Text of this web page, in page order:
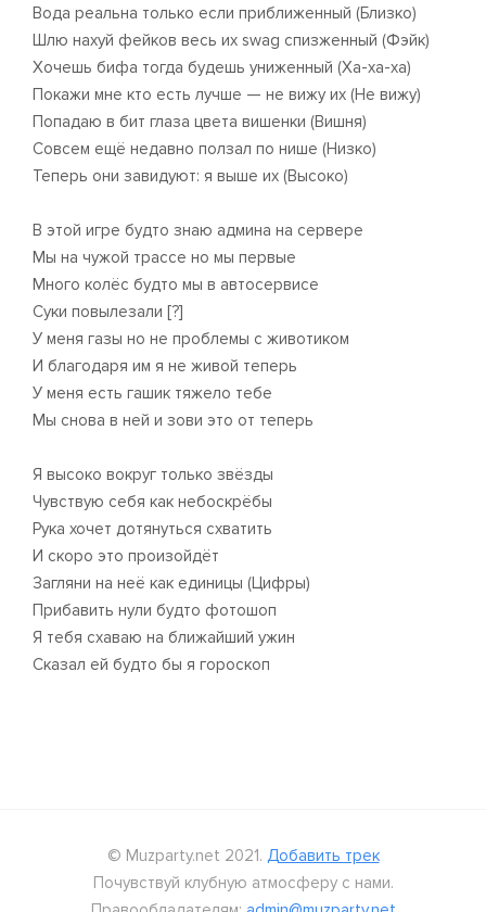
Вода реальна только если приближенный (Близко)
Шлю нахуй фейков весь их swag спизженный (Фэйк)
Хочешь бифа тогда будешь униженный (Ха-ха-ха)
Покажи мне кто есть лучше — не вижу их (Не вижу)
Попадаю в бит глаза цвета вишенки (Вишня)
Совсем ещё недавно ползал по нише (Низко)
Теперь они завидуют: я выше их (Высоко)
В этой игре будто знаю админа на сервере
Мы на чужой трассе но мы первые
Много колёс будто мы в автосервисе
Суки повылезали [?]
У меня газы но не проблемы с животиком
И благодаря им я не живой теперь
У меня есть гашик тяжело тебе
Мы снова в ней и зови это от теперь
Я высоко вокруг только звёзды
Чувствую себя как небоскрёбы
Рука хочет дотянуться схватить
И скоро это произойдёт
Загляни на неё как единицы (Цифры)
Прибавить нули будто фотошоп
Я тебя схаваю на ближайший ужин
Сказал ей будто бы я гороскоп
© Muzparty.net 2021. Добавить трек
Почувствуй клубную атмосферу с нами.